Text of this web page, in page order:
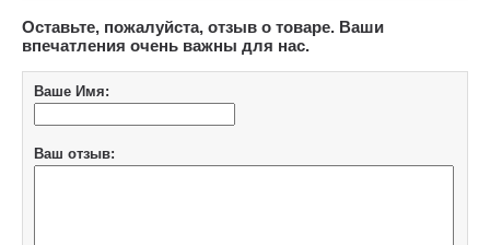
Оставьте, пожалуйста, отзыв о товаре. Ваши
впечатления очень важны для нас.
Ваше Имя:
Ваш отзыв: